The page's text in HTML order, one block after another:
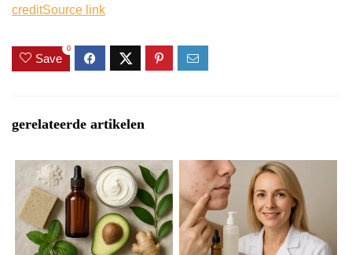
creditSource link
Save
0
gerelateerde artikelen